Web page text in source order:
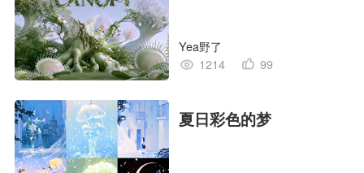
Yea野了
1214
99
夏日彩色的梦